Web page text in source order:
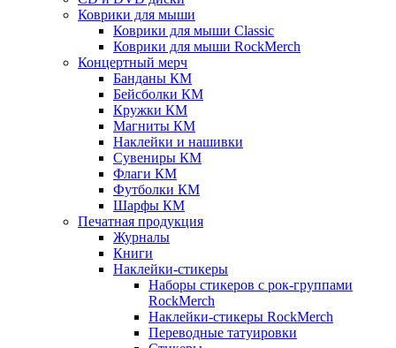
Коврики для мыши
Коврики для мыши Classic
Коврики для мыши RockMerch
Концертный мерч
Банданы КМ
Бейсболки КМ
Кружки КМ
Магниты КМ
Наклейки и нашивки
Сувениры КМ
Флаги КМ
Футболки КМ
Шарфы КМ
Печатная продукция
Журналы
Книги
Наклейки-стикеры
Наборы стикеров с рок-группами
RockMerch
Наклейки-стикеры RockMerch
Переводные татуировки